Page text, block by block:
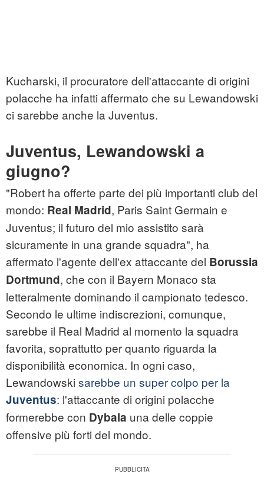
Kucharski, il procuratore dell'attaccante di origini
polacche ha infatti affermato che su Lewandowski
ci sarebbe anche la Juventus.
Juventus, Lewandowski a
giugno?
"Robert ha offerte parte dei più importanti club del
mondo: Real Madrid, Paris Saint Germain e
Juventus; il futuro del mio assistito sarà
sicuramente in una grande squadra", ha
affermato l'agente dell'ex attaccante del Borussia
Dortmund, che con il Bayern Monaco sta
letteralmente dominando il campionato tedesco.
Secondo le ultime indiscrezioni, comunque,
sarebbe il Real Madrid al momento la squadra
favorita, soprattutto per quanto riguarda la
disponibilità economica. In ogni caso,
Lewandowski sarebbe un super colpo per la
Juventus: l'attaccante di origini polacche
formerebbe con Dybala una delle coppie
offensive più forti del mondo.